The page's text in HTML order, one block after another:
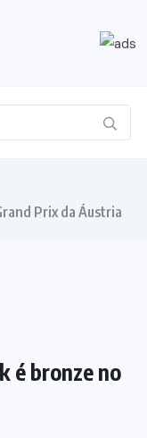
Prix da Áustria
é bronze no